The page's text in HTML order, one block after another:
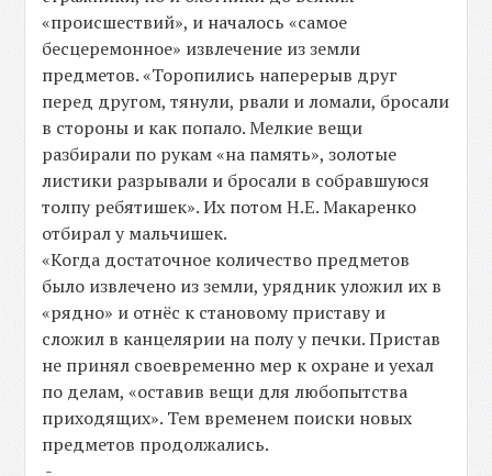
«происшествий», и началось «самое
бесцеремонное» извлечение из земли
предметов. «Торопились наперерыв друг
перед другом, тянули, рвали и ломали, бросали
в стороны и как попало. Мелкие вещи
разбирали по рукам «на память», золотые
листики разрывали и бросали в собравшуюся
толпу ребятишек». Их потом Η.Ε. Макаренко
отбирал у мальчишек.
«Когда достаточное количество предметов
было извлечено из земли, урядник уложил их в
«рядно» и отнёс к становому приставу и
сложил в канцелярии на полу у печки. Пристав
не принял своевременно мер к охране и уехал
по делам, «оставив вещи для любопытства
приходящих». Тем временем поиски новых
предметов продолжались.
-